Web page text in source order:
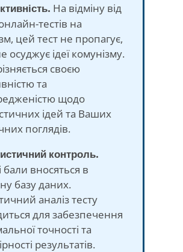
На відміну від
тестів на
цей тест не пропагує,
осуджує ідеї комунізму.
своєю
та
щодо
ідей та Ваших
поглядів.
контроль.
бали вносяться в
базу даних.
аналіз тесту
для забезпечення
точності та
результатів.